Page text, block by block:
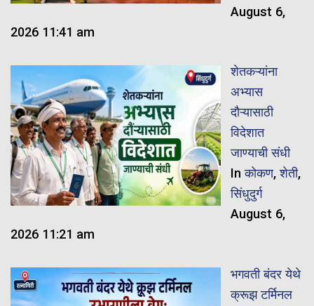
August 6,
2026 11:41 am
शेतकऱ्यांना
अभ्यास
दौऱ्यासाठी
विदेशात
जाण्याची संधी
Inकोकण,शेती,
सिंधुदुर्ग
August 6,
2026 11:21 am
भगवती बंदर येथे
क्रूझ टर्मिनल